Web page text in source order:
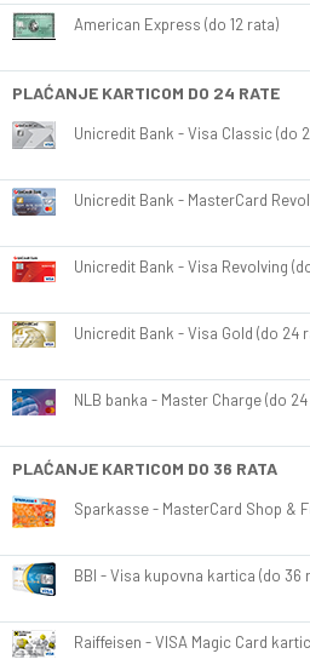
American Express (do 12 rata)
PLAĆANJE KARTICOM DO 24 RATE
Unicredit Bank - Visa Classic (do
Unicredit Bank - MasterCard
Unicredit Bank - Visa Revolving
Unicredit Bank - Visa Gold (do 24
NLB banka - Master Charge (do
PLAĆANJE KARTICOM DO 36 RATA
Sparkasse - MasterCard Shop &
BBI - Visa kupovna kartica (do 36
Raiffeisen - VISA Magic Card